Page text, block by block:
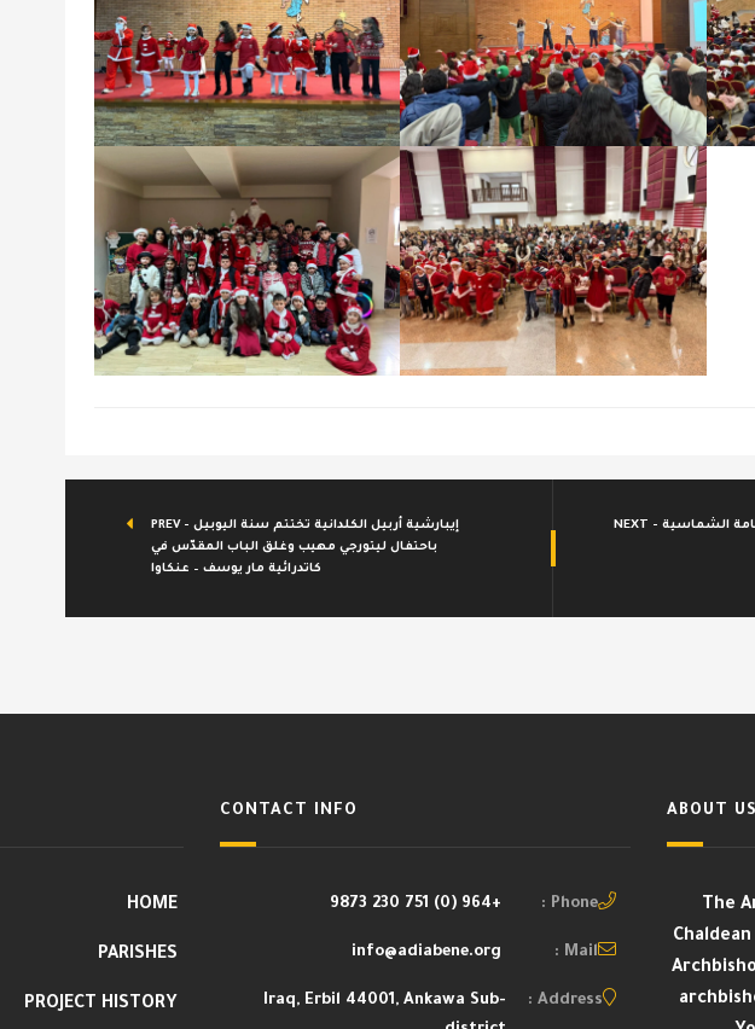
PREV - إيبارشية أربيل الكلدانية تختتم سنة اليوبيل
باحتفال ليتورجي مهيب وغلق الباب المقدّس في
كاتدرائية مار يوسف – عنكاوا
NEXT - كاتدرائية مار يوسف تحتفل بالرسامة الشماسية
ABOUT US
The
CONTACT INFO
Phone :
+964 (0) 751 230 9873
Mail :
info@adiabene.org
Address :
Iraq, Erbil 44001, Ankawa Sub-
HOME
PARISHES
PROJECT HISTORY